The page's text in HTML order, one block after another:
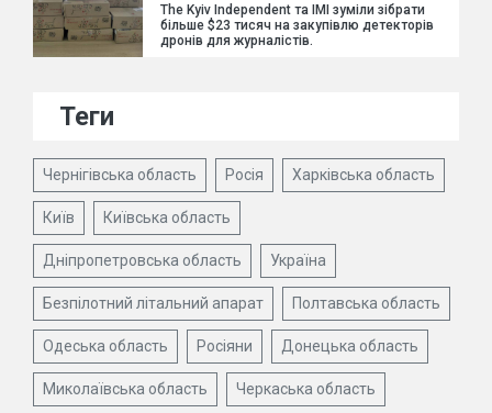
The Kyiv Independent та ІМІ зуміли зібрати
більше $23 тисяч на закупівлю детекторів
дронів для журналістів.
Теги
Чернігівська область Росія Харківська область
Київ Київська область
Дніпропетровська область Україна
Безпілотний літальний апарат Полтавська область
Одеська область Росіяни Донецька область
Миколаївська область Черкаська область